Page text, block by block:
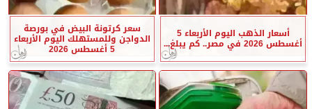
أسعار الذهب اليوم الأربعاء 5
أغسطس 2026 في مصر.. كم يبلغ...
سعر كرتونة البيض في بورصة
الدواجن وللمستهلك اليوم الأربعاء
5 أغسطس 2026